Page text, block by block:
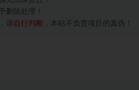
删除处理！
请 自行判断 ，本站不负责项目的真伪！